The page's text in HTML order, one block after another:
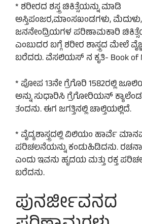
* ಶರೀರದ ಶಸ್ತ್ರ ಚಿಕಿತ್ಸೆಯನ್ನು ಮಾಡಿ
ಅಸ್ತಿಪಂಜರ,ಮಾಂಸಖಂಡಗಳು, ಮೆದುಳು,
ಜನನೇಂದ್ರಿಯಗಳ ಪರಿಣಾಮಕಾರಿ
ಎಂಬುದರ ಬಗ್ಗೆ ಶರೀರ ಶಾಸ್ತ್ರದ ಮೇಲೆ
ಬರೆದರು. ವೆಸಲಿಯಸ್ ನ ಕೃತಿ- Book of
* ಪೋಪ 13ನೇ ಗ್ರೆಗೊರಿ 1582ರಲ್ಲಿ
ಅನ್ನು ಸುಧಾರಿಸಿ ಗ್ರೆಗೋರಿಯನ್
ತಂದನು. ಈಗ ಜಗತ್ತಿನಲ್ಲಿ ಚಾಲ್ತಿಯಲ್ಲಿದೆ.
* ವೈದ್ಯಶಾಸ್ತ್ರದಲ್ಲಿ ವಿಲಿಯಂ ಹಾರ್ವೆ
ಪರಿಚಲನೆಯನ್ನು ಕಂಡುಹಿಡಿದನು. ರಚನಾ
ಎಂದು ಇವನು ಹೃದಯ ಮತ್ತು ರಕ್ತ
ಬರೆದನು.
ಪುನರ್ಜೀವನದ